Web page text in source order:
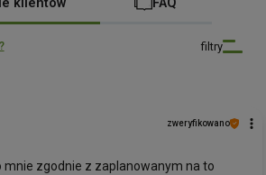
klientów FAQ
filtry
zweryfikowano
mnie zgodnie z zaplanowanym na to